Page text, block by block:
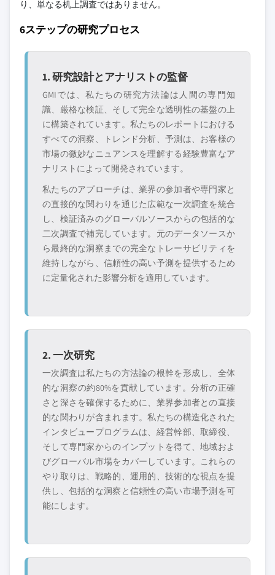
り、単なる机上調査ではありません。
6ステップの研究プロセス
1. 研究設計とアナリストの監督
GMIでは、私たちの研究方法論は人間の専門知
識、厳格な検証、そして完全な透明性の基盤の上
に構築されています。私たちのレポートにおける
すべての洞察、トレンド分析、予測は、お客様の
市場の微妙なニュアンスを理解する経験豊富なア
ナリストによって開発されています。
私たちのアプローチは、業界の参加者や専門家と
の直接的な関わりを通じた広範な一次調査を統合
し、検証済みのグローバルソースからの包括的な
二次調査で補完しています。元のデータソースか
ら最終的な洞察までの完全なトレーサビリティを
維持しながら、信頼性の高い予測を提供するため
に定量化された影響分析を適用しています。
2. 一次研究
一次調査は私たちの方法論の根幹を形成し、全体
的な洞察の約80%を貢献しています。分析の正確
さと深さを確保するために、業界参加者との直接
的な関わりが含まれます。私たちの構造化された
インタビュープログラムは、経営幹部、取締役、
そして専門家からのインプットを得て、地域およ
びグローバル市場をカバーしています。これらの
やり取りは、戦略的、運用的、技術的な視点を提
供し、包括的な洞察と信頼性の高い市場予測を可
能にします。